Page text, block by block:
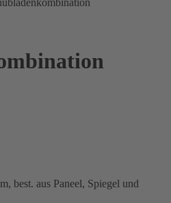
best. aus Paneel, Spiegel und